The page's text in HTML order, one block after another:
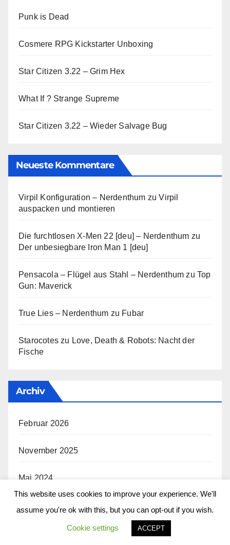
Punk is Dead
Cosmere RPG Kickstarter Unboxing
Star Citizen 3.22 – Grim Hex
What If ? Strange Supreme
Star Citizen 3.22 – Wieder Salvage Bug
Neueste Kommentare
Virpil Konfiguration – Nerdenthum zuVirpil
auspacken und montieren
Die furchtlosen X-Men 22 [deu] – Nerdenthum zu
Der unbesiegbare Iron Man 1 [deu]
Pensacola – Flügel aus Stahl – Nerdenthum zuTop
Gun: Maverick
True Lies – Nerdenthum zu Fubar
Starocotes zu Love, Death & Robots: Nacht der
Fische
Archiv
Februar 2026
November 2025
Mai 2024
This website uses cookies to improve your experience. We'll
assume you're ok with this, but you can opt-out if you wish.
Cookie settings ACCEPT